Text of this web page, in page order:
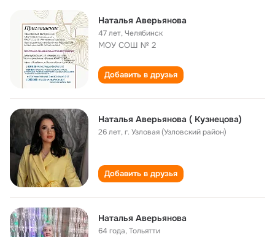
Наталья Аверьянова
47 лет,Челябинск
МОУ СОШ № 2
Добавить в друзья
Наталья Аверьянова ( Кузнецова)
26 лет,г. Узловая (Узловский район)
Добавить в друзья
Наталья Аверьянова
64 года,Тольятти